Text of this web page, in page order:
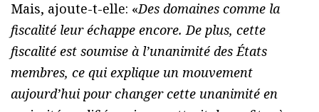
Mais, ajoute-t-elle: «Des domaines comme la
fiscalité leur échappe encore. De plus, cette
fiscalité est soumise à l’unanimité des États
membres, ce qui explique un mouvement
aujourd’hui pour changer cette unanimité en